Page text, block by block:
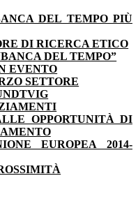
DEL TEMPO PIÙ
DI RICERCA ETICO
DEL TEMPO”
EVENTO
SETTORE
OPPORTUNITÀ DI
EUROPEA 2014-